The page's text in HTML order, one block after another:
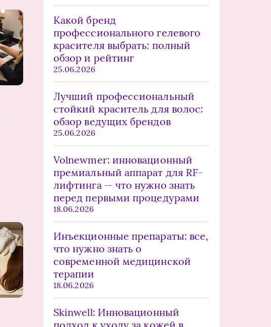
Какой бренд
профессионального гелевого
красителя выбрать: полный
обзор и рейтинг
25.06.2026
Лучший профессиональный
стойкий краситель для волос:
обзор ведущих брендов
25.06.2026
Volnewmer: инновационный
премиальный аппарат для RF-
лифтинга — что нужно знать
перед первыми процедурами
18.06.2026
Инъекционные препараты: все,
что нужно знать о
современной медицинской
терапии
18.06.2026
Skinwell: Инновационный